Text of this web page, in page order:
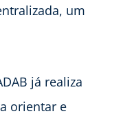
um
já realiza
orientar e